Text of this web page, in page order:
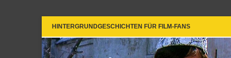
HINTERGRUNDGESCHICHTEN FÜR FILM-FANS